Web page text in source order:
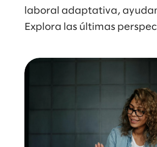
laboral adaptativa,
Explora las últimas